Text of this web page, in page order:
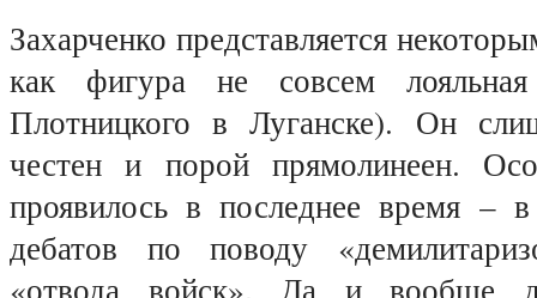
Захарченко представляется
как фигура не совсем
Плотницкого в Луганске). Он
честен и порой прямолинеен.
проявилось в последнее время –
дебатов по поводу
«отвода войск». Да и вообще